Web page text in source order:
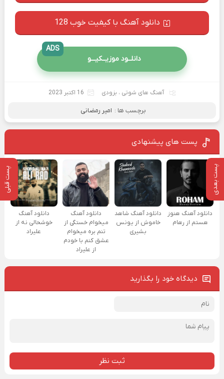
پست بعدی پست قبلی
دانلود آهنگ با کیفیت خوب 128
دانلــود موزیــکیـــو
ADS
آهنگ های شوتی ، بزودی 16 اکتبر 2023
برچسب ها : امیر رمضانی
پست های پیشنهادی
دانلود آهنگ هنوز
هستم از رهام
دانلود آهنگ شاهد
خاموش از یونس
بشیری
دانلود آهنگ
میخوام خستگی از
تنم بره میخوام
عشق کنم با خودم
از علیراد
دانلود آهنگ
خوشحالی نه از
علیراد
دیدگاه خود را بگذارید
ثبت نظر